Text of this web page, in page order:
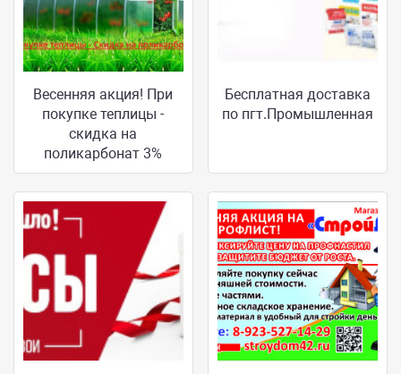
Весенняя акция! При
покупке теплицы -
скидка на
поликарбонат 3%
Бесплатная доставка
по пгт.Промышленная